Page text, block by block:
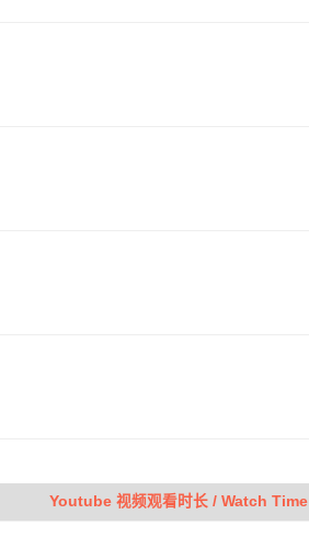
Youtube 视频观看时长 / Watch Time